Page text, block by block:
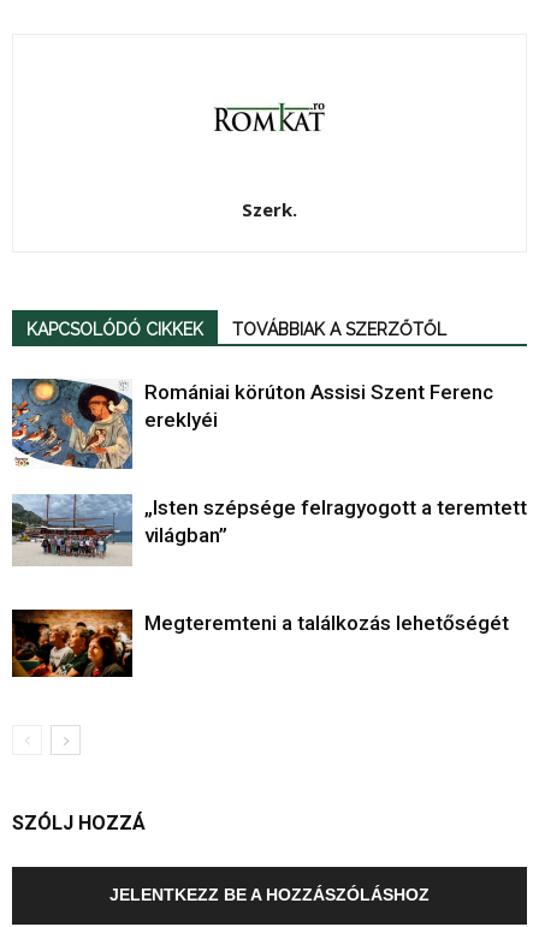
Szerk.
KAPCSOLÓDÓ CIKKEK TOVÁBBIAK A SZERZŐTŐL
Romániai körúton Assisi Szent Ferenc
ereklyéi
„Isten szépsége felragyogott a teremtett
világban”
Megteremteni a találkozás lehetőségét
SZÓLJ HOZZÁ
JELENTKEZZ BE A HOZZÁSZÓLÁSHOZ